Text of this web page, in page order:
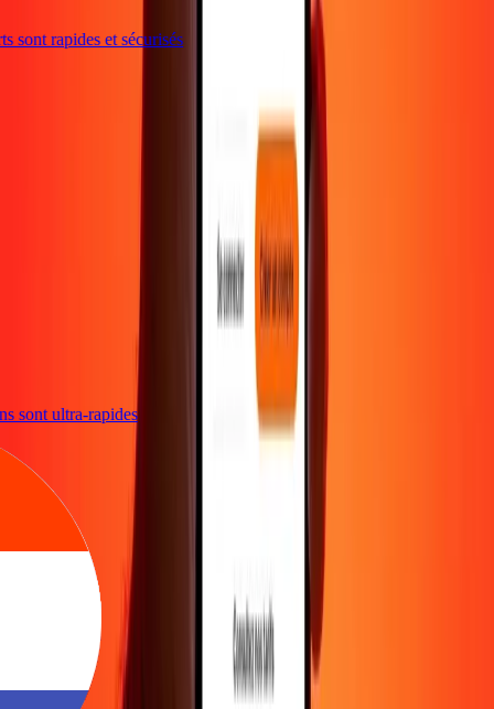
rapides et sécurisés
sont ultra-rapides